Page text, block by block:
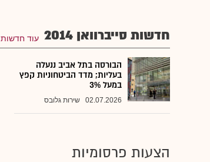
חדשות סייברוואן 2014 עוד חדשות
הבורסה בתל אביב ננעלה
בעליות; מדד הביטחוניות קפץ
במעל 3%
02.07.2026 שירות גלובס
הצעות פרסומיות